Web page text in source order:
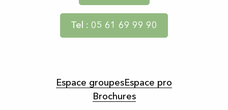
Tel : 05 61 69 99 90
Espace groupesEspace pro
Brochures